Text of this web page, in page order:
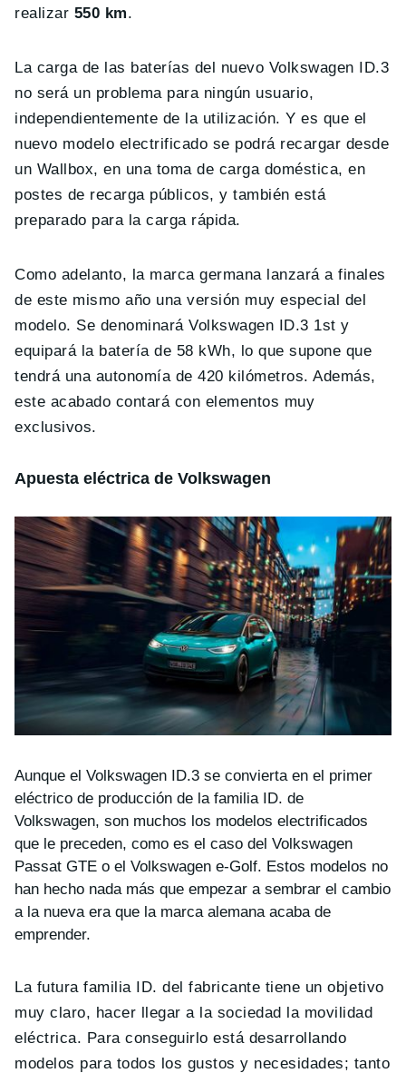
realizar 550 km.
La carga de las baterías del nuevo Volkswagen ID.3
no será un problema para ningún usuario,
independientemente de la utilización. Y es que el
nuevo modelo electrificado se podrá recargar desde
un Wallbox, en una toma de carga doméstica, en
postes de recarga públicos, y también está
preparado para la carga rápida.
Como adelanto, la marca germana lanzará a finales
de este mismo año una versión muy especial del
modelo. Se denominará Volkswagen ID.3 1st y
equipará la batería de 58 kWh, lo que supone que
tendrá una autonomía de 420 kilómetros. Además,
este acabado contará con elementos muy
exclusivos.
Apuesta eléctrica de Volkswagen
Aunque el Volkswagen ID.3 se convierta en el primer
eléctrico de producción de la familia ID. de
Volkswagen, son muchos los modelos electrificados
que le preceden, como es el caso del Volkswagen
Passat GTE o el Volkswagen e-Golf. Estos modelos no
han hecho nada más que empezar a sembrar el cambio
a la nueva era que la marca alemana acaba de
emprender.
La futura familia ID. del fabricante tiene un objetivo
muy claro, hacer llegar a la sociedad la movilidad
eléctrica. Para conseguirlo está desarrollando
modelos para todos los gustos y necesidades; tanto